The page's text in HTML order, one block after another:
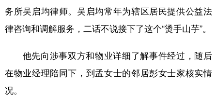
务所吴启均律师。吴启均常年为辖区居民提供公益法
律咨询和调解服务，二话不说接下了这个“烫手山芋”。
他先向涉事双方和物业详细了解事件经过，随后
在物业经理陪同下，到孟女士的邻居彭女士家核实情
况。